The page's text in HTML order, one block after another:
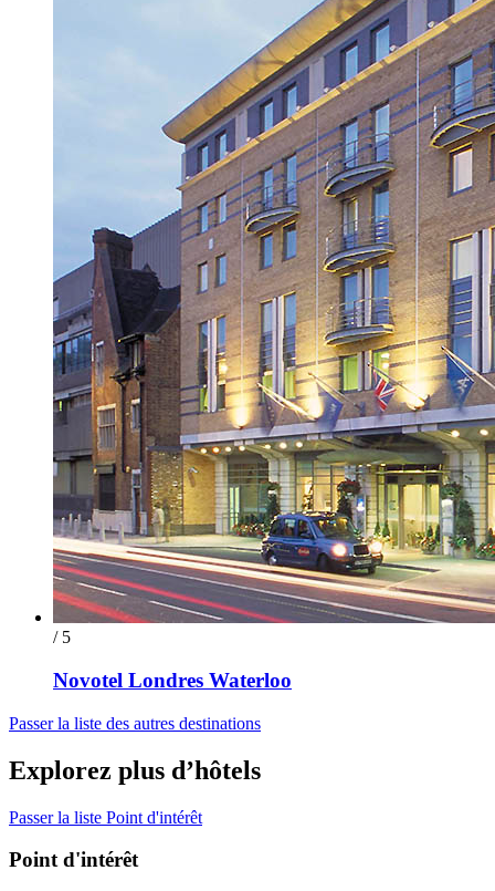
/ 5
Novotel Londres Waterloo
Passer la liste des autres destinations
Explorez plus d’hôtels
Passer la liste Point d'intérêt
Point d'intérêt